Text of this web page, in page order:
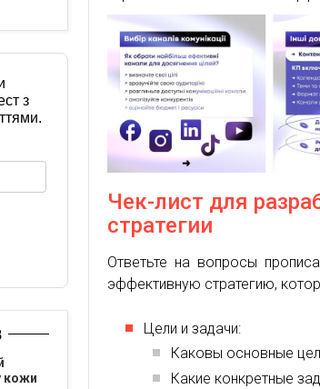
Чек-лист для
стратегии
Ответьте на вопросы
эффективную стратегию,
Цели и задачи:
Каковы основные
Какие конкретные
з
кожи